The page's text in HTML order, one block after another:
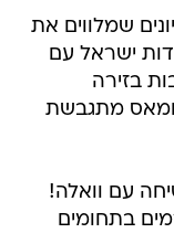
שמלווים את
ישראל עם
בזירה
חמאס מתגבשת
עם וואלה!
בתחומים